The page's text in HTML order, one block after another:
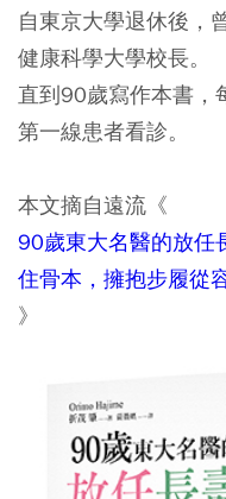
自東京大學退休後，
健康科學大學校長。
直到90歲寫作本書，
第一線患者看診。
本文摘自遠流《
90歲東大名醫的放任
住骨本，擁抱步履從
》